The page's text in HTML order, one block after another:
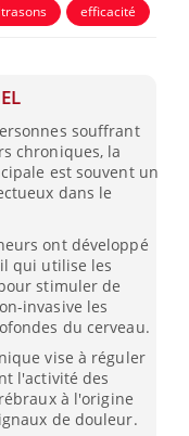
efficacité
souffrant
chroniques, la
est souvent un
dans le
ont développé
qui utilise les
stimuler de
invasive les
du cerveau.
vise à réguler
l'activité des
à l'origine
de douleur.